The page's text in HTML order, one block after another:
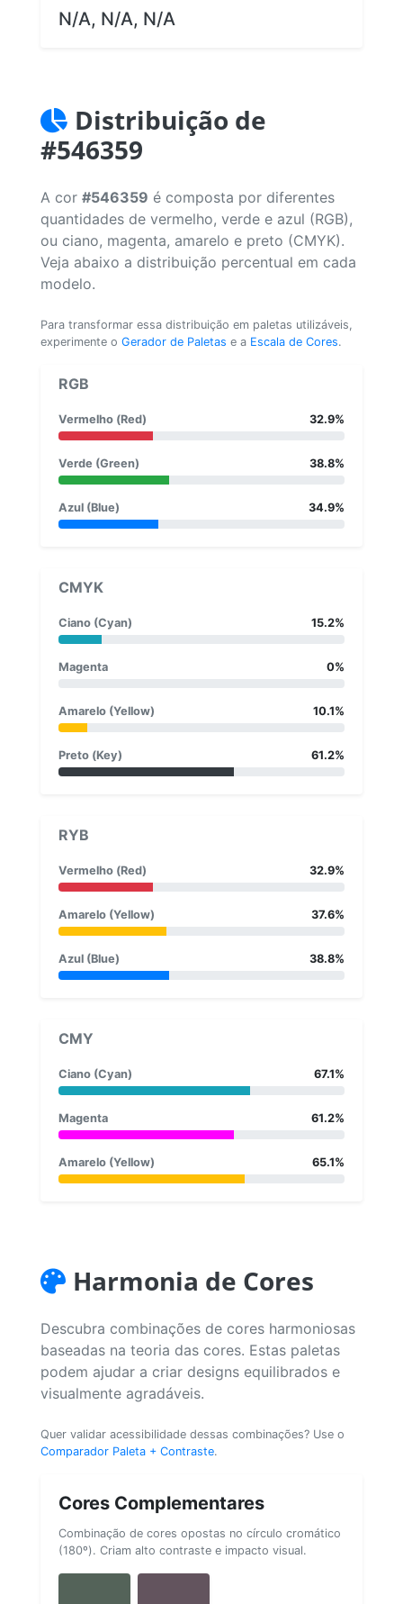
N/A, N/A, N/A
Distribuição de
#546359
A cor #546359 é composta por diferentes
quantidades de vermelho, verde e azul (RGB),
ou ciano, magenta, amarelo e preto (CMYK).
Veja abaixo a distribuição percentual em cada
modelo.
Para transformar essa distribuição em paletas utilizáveis,
experimente o Gerador de Paletas e a Escala de Cores.
RGB
Vermelho (Red) 32.9%
Verde (Green) 38.8%
Azul (Blue) 34.9%
CMYK
Ciano (Cyan) 15.2%
Magenta 0%
Amarelo (Yellow) 10.1%
Preto (Key) 61.2%
RYB
Vermelho (Red) 32.9%
Amarelo (Yellow) 37.6%
Azul (Blue) 38.8%
CMY
Ciano (Cyan) 67.1%
Magenta 61.2%
Amarelo (Yellow) 65.1%
Harmonia de Cores
Descubra combinações de cores harmoniosas
baseadas na teoria das cores. Estas paletas
podem ajudar a criar designs equilibrados e
visualmente agradáveis.
Quer validar acessibilidade dessas combinações? Use o
Comparador Paleta + Contraste.
Cores Complementares
Combinação de cores opostas no círculo cromático
(180º). Criam alto contraste e impacto visual.